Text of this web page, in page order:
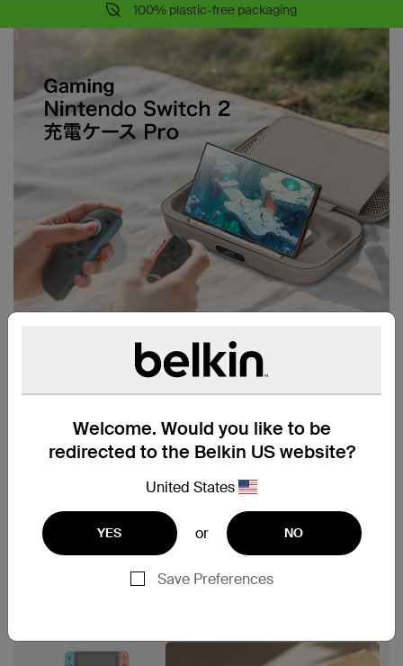
Welcome. Would you like to be
redirected to the Belkin US website?
United States
YES or NO
Save Preferences
100% plastic-free packaging